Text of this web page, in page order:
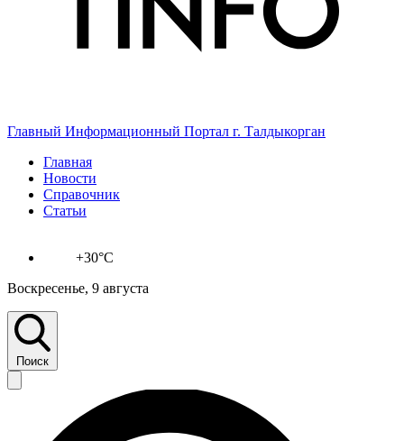
Главный Информационный Портал г. Талдыкорган
Главная
Новости
Справочник
Статьи
+30°C
Воскресенье, 9 августа
Поиск